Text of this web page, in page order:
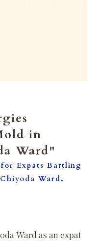
in
Ward"
Expats Battling
Ward,
Ward as an expat